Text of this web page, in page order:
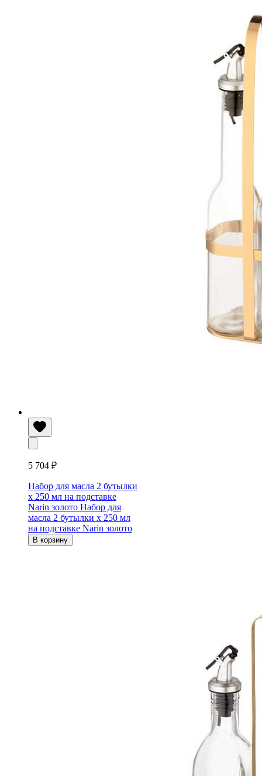
5 704 ₽
Набор для масла 2 бутылки
х 250 мл на подставке
Narin золото Набор для
масла 2 бутылки х 250 мл
на подставке Narin золото
В корзину